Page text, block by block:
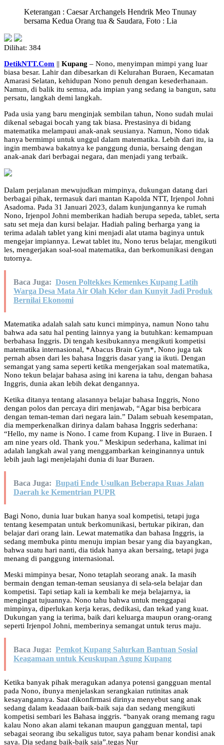
Keterangan : Caesar Archangels Hendrik Meo Tnunay
bersama Kedua Orang tua & Saudara, Foto : Lia
Dilihat: 384
DetikNTT.Com || Kupang – Nono, menyimpan mimpi yang luar
biasa besar. Lahir dan dibesarkan di Kelurahan Buraen, Kecamatan
Amarasi Selatan, kehidupan Nono penuh dengan kesederhanaan.
Namun, di balik itu semua, ada impian yang sedang ia bangun, satu
persatu, langkah demi langkah.
Pada usia yang baru menginjak sembilan tahun, Nono sudah mulai
dikenal sebagai bocah yang tak biasa. Prestasinya di bidang
matematika melampaui anak-anak seusianya. Namun, Nono tidak
hanya bermimpi untuk unggul dalam matematika. Lebih dari itu, ia
ingin membawa bakatnya ke panggung dunia, bersaing dengan
anak-anak dari berbagai negara, dan menjadi yang terbaik.
Dalam perjalanan mewujudkan mimpinya, dukungan datang dari
berbagai pihak, termasuk dari mantan Kapolda NTT, Irjenpol Johni
Asadoma. Pada 31 Januari 2023, dalam kunjungannya ke rumah
Nono, Irjenpol Johni memberikan hadiah berupa sepeda, tablet, serta
satu set meja dan kursi belajar. Hadiah paling berharga yang ia
terima adalah tablet yang kini menjadi alat utama baginya untuk
mengejar impiannya. Lewat tablet itu, Nono terus belajar, mengikuti
les, mengerjakan soal-soal matematika, dan berkomunikasi dengan
tutornya.
Baca Juga: Dosen Poltekkes Kemenkes Kupang Latih
Warga Desa Mata Air Olah Kelor dan Kunyit Jadi Produk
Bernilai Ekonomi
Matematika adalah salah satu kunci mimpinya, namun Nono tahu
bahwa ada satu hal penting lainnya yang ia butuhkan: kemampuan
berbahasa Inggris. Di tengah kesibukannya mengikuti kompetisi
matematika internasional, *Abacus Brain Gym*, Nono juga tak
pernah absen dari les bahasa Inggris dasar yang ia ikuti. Dengan
semangat yang sama seperti ketika mengerjakan soal matematika,
Nono tekun belajar bahasa asing ini karena ia tahu, dengan bahasa
Inggris, dunia akan lebih dekat dengannya.
Ketika ditanya tentang alasannya belajar bahasa Inggris, Nono
dengan polos dan percaya diri menjawab, “Agar bisa berbicara
dengan teman-teman dari negara lain.” Dalam sebuah kesempatan,
dia memperkenalkan dirinya dalam bahasa Inggris sederhana:
“Hello, my name is Nono. I came from Kupang. I live in Buraen. I
am nine years old. Thank you.” Meskipun sederhana, kalimat ini
adalah langkah awal yang menggambarkan keinginannya untuk
lebih jauh lagi menjelajahi dunia di luar Buraen.
Baca Juga: Bupati Ende Usulkan Beberapa Ruas Jalan
Daerah ke Kementrian PUPR
Bagi Nono, dunia luar bukan hanya soal kompetisi, tetapi juga
tentang kesempatan untuk berkomunikasi, bertukar pikiran, dan
belajar dari orang lain. Lewat matematika dan bahasa Inggris, ia
sedang membuka pintu menuju impian besar yang dia bayangkan,
bahwa suatu hari nanti, dia tidak hanya akan bersaing, tetapi juga
menang di panggung internasional.
Meski mimpinya besar, Nono tetaplah seorang anak. Ia masih
bermain dengan teman-teman seusianya di sela-sela belajar dan
kompetisi. Tapi setiap kali ia kembali ke meja belajarnya, ia
mengingat tujuannya. Nono tahu bahwa untuk menggapai
mimpinya, diperlukan kerja keras, dedikasi, dan tekad yang kuat.
Dukungan yang ia terima, baik dari keluarga maupun orang-orang
seperti Irjenpol Johni, memberinya semangat untuk terus maju.
Baca Juga: Pemkot Kupang Salurkan Bantuan Sosial
Keagamaan untuk Keuskupan Agung Kupang
Ketika banyak pihak meragukan adanya potensi gangguan mental
pada Nono, ibunya menjelaskan serangkaian rutinitas anak
kesayangannya. Saat dikonfirmasi dirinya menyebut sang anak
sedang dalam keadaaan baik-baik saja dan sedang mengikuti
kompetisi sembari les Bahasa inggris. “banyak orang memang ragu
kalau Nono akan alami tekanan maupun gangguan mental, tapi
sebagai seorang ibu sekaligus tutor, saya paham benar kondisi anak
saya. Dia sedang baik-baik saja”.tegas Nur